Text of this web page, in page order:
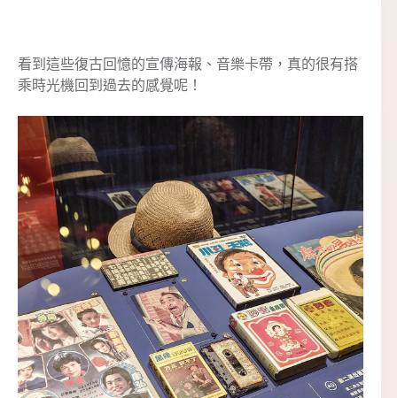
看到這些復古回憶的宣傳海報、音樂卡帶，真的很有搭
乘時光機回到過去的感覺呢！